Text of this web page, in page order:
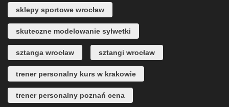
sklepy sportowe wrocław
skuteczne modelowanie sylwetki
sztanga wrocław sztangi wrocław
trener personalny kurs w krakowie
trener personalny poznań cena